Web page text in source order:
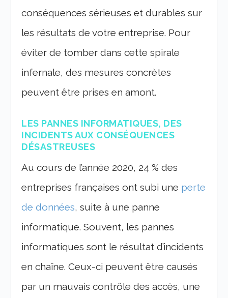
conséquences sérieuses et durables sur
les résultats de votre entreprise. Pour
éviter de tomber dans cette spirale
infernale, des mesures concrètes
peuvent être prises en amont.
LES PANNES INFORMATIQUES, DES
INCIDENTS AUX CONSÉQUENCES
DÉSASTREUSES
Au cours de l’année 2020, 24 % des
entreprises françaises ont subi une perte
de données, suite à une panne
informatique. Souvent, les pannes
informatiques sont le résultat d’incidents
en chaîne. Ceux-ci peuvent être causés
par un mauvais contrôle des accès, une